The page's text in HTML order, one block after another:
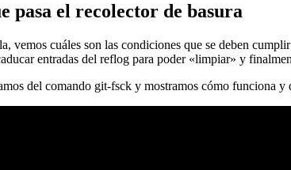
el recolector de basura
vemos cuáles son las condiciones que se deben
entradas del reflog para poder «limpiar» y
del comando git-fsck y mostramos cómo funciona y